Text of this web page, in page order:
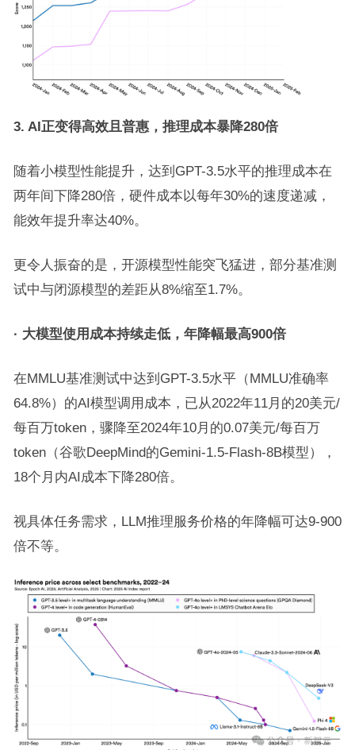
3. AI正变得高效且普惠，推理成本暴降280倍
随着小模型性能提升，达到GPT-3.5水平的推理成本在
两年间下降280倍，硬件成本以每年30%的速度递减，
能效年提升率达40%。
更令人振奋的是，开源模型性能突飞猛进，部分基准测
试中与闭源模型的差距从8%缩至1.7%。
· 大模型使用成本持续走低，年降幅最高900倍
在MMLU基准测试中达到GPT-3.5水平（MMLU准确率
64.8%）的AI模型调用成本，已从2022年11月的20美元/
每百万token，骤降至2024年10月的0.07美元/每百万
token（谷歌DeepMind的Gemini-1.5-Flash-8B模型），
18个月内AI成本下降280倍。
视具体任务需求，LLM推理服务价格的年降幅可达9-900
倍不等。